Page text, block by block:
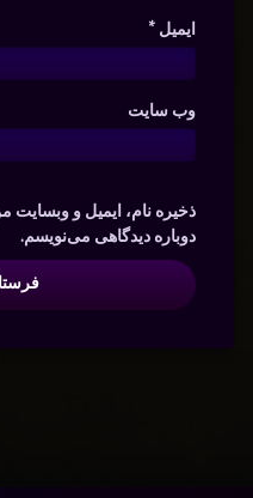
ایمیل *
وب‌ سایت
ذخیره نام، ایمیل و
دوباره دیدگاهی می‌نویسم.